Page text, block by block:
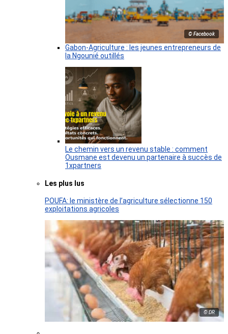
© Facebook
Gabon-Agriculture : les jeunes entrepreneurs de
la Ngounié outillés
Le chemin vers un revenu stable : comment
Ousmane est devenu un partenaire à succès de
1xpartners
Les plus lus
POUFA: le ministère de l’agriculture sélectionne 150
exploitations agricoles
© DR